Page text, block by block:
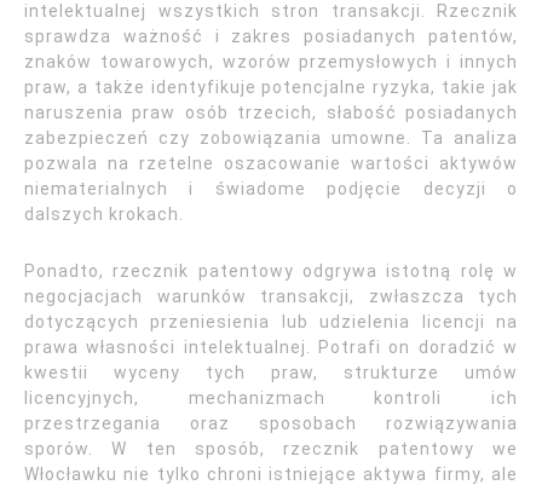
intelektualnej wszystkich stron transakcji. Rzecznik
sprawdza ważność i zakres posiadanych patentów,
znaków towarowych, wzorów przemysłowych i innych
praw, a także identyfikuje potencjalne ryzyka, takie jak
naruszenia praw osób trzecich, słabość posiadanych
zabezpieczeń czy zobowiązania umowne. Ta analiza
pozwala na rzetelne oszacowanie wartości aktywów
niematerialnych i świadome podjęcie decyzji o
dalszych krokach.
Ponadto, rzecznik patentowy odgrywa istotną rolę w
negocjacjach warunków transakcji, zwłaszcza tych
dotyczących przeniesienia lub udzielenia licencji na
prawa własności intelektualnej. Potrafi on doradzić w
kwestii wyceny tych praw, strukturze umów
licencyjnych, mechanizmach kontroli ich
przestrzegania oraz sposobach rozwiązywania
sporów. W ten sposób, rzecznik patentowy we
Włocławku nie tylko chroni istniejące aktywa firmy, ale